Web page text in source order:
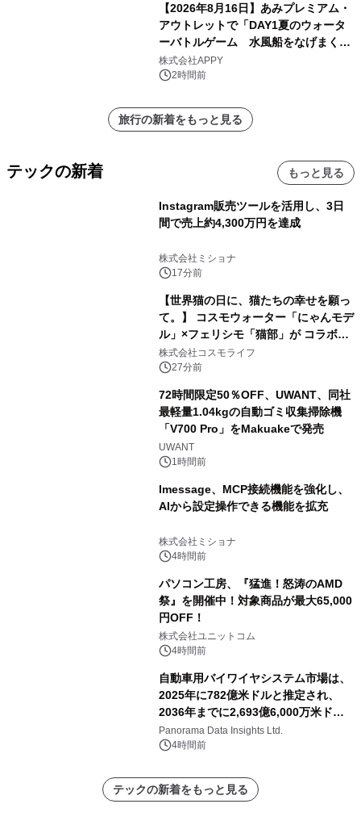
【2026年8月16日】あみプレミアム・
アウトレットで「DAY1夏のウォータ
ーバトルゲーム 水風船をなげまくろ
う！」を開催
株式会社APPY
2時間前
旅行の新着をもっと見る
テックの新着 もっと見る
Instagram販売ツールを活用し、3日
間で売上約4,300万円を達成
株式会社ミショナ
17分前
【世界猫の日に、猫たちの幸せを願っ
て。】 コスモウォーター「にゃんモデ
ル」×フェリシモ「猫部」が コラボキ
ャンペーンを実施
株式会社コスモライフ
27分前
72時間限定50％OFF、UWANT、同社
最軽量1.04kgの自動ゴミ収集掃除機
「V700 Pro」をMakuakeで発売
UWANT
1時間前
lmessage、MCP接続機能を強化し、
AIから設定操作できる機能を拡充
株式会社ミショナ
4時間前
パソコン工房、『猛進！怒涛のAMD
祭』を開催中！対象商品が最大65,000
円OFF！
株式会社ユニットコム
4時間前
自動車用バイワイヤシステム市場は、
2025年に782億米ドルと推定され、
2036年までに2,693億6,000万米ドル
に達すると予測されており、予測期間
（2026年～2036年）
Panorama Data Insights Ltd.
4時間前
テックの新着をもっと見る